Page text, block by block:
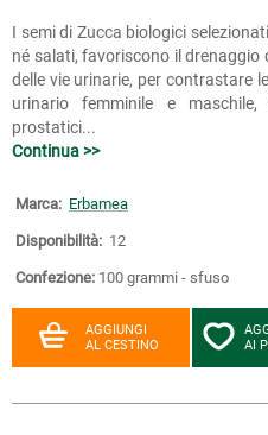
I semi di Zucca biologici
né salati, favoriscono il
delle vie urinarie, per contrastare
urinario femminile e
prostatici...
Continua >>
Marca: Erbamea
Disponibilità: 12
Confezione: 100 grammi - sfuso
AGGIUNGI
AL CESTINO
AI